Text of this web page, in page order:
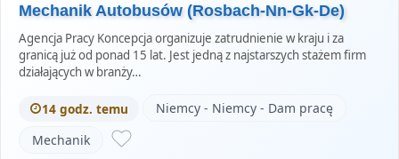
Mechanik Autobusów (Rosbach-Nn-Gk-De)
Agencja Pracy Koncepcja organizuje zatrudnienie w kraju i za
granicą już od ponad 15 lat. Jest jedną z najstarszych stażem firm
działających w branży…
14 godz. temu
Niemcy - Niemcy - Dam pracę
Mechanik